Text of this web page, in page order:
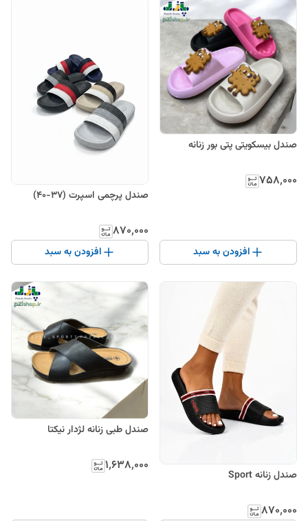
صندل بیسکویتی پتی بور زنانه
۷۵۸٬۰۰۰
افزودن به سبد
صندل پرچمی اسپرت (۳7-۴۰)
۸۷۰٬۰۰۰
افزودن به سبد
صندل زنانه Sport
۸۷۰٬۰۰۰
صندل طبی زنانه لژدار نیکتا
۱٬۶۳۸٬۰۰۰